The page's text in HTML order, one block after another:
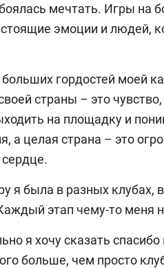
мечтать. Игры на
эмоции и людей,
гордостей моей
страны – это
на площадку и
а целая страна – это
я была в разных клубах,
этап чему-то меня
я хочу сказать
больше, чем просто